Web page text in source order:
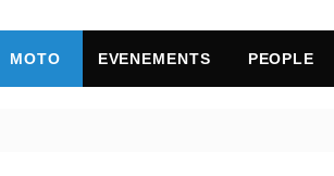
MOTO EVENEMENTS PEOPLE